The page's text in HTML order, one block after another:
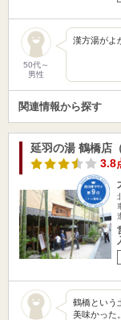
50代～
男性
漢方湯がよ
関連情報から探す
延羽の湯 鶴橋店
3.8
鶴橋という
美味かった